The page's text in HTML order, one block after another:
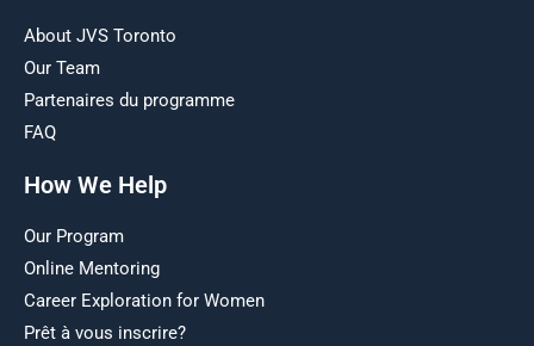
About JVS Toronto
Our Team
Partenaires du programme
FAQ
How We Help
Our Program
Online Mentoring
Career Exploration for Women
Prêt à vous inscrire?